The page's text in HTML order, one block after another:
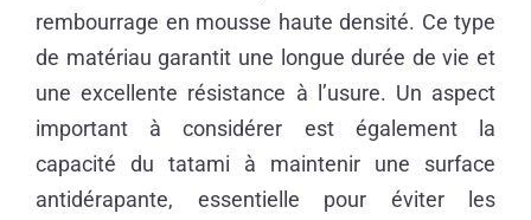
rembourrage en mousse haute densité. Ce type
de matériau garantit une longue durée de vie et
une excellente résistance à l’usure. Un aspect
important à considérer est également la
capacité du tatami à maintenir une surface
antidérapante, essentielle pour éviter les